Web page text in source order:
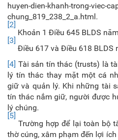
huyen-dien-khanh-trong-viec-
chung_819_238_2_a.html.
[2]
Khoản 1 Điều 645 BLDS
[3]
Điều 617 và Điều 618 BLDS
[4] Tài sản tín thác (trusts) là
lý tín thác thay mặt một cá
giữ và quản lý. Khi những tài
tín thác nắm giữ, người được
lý chúng.
[5]
Trường hợp để lại toàn bộ
thờ cúng, xâm phạm đến lợi